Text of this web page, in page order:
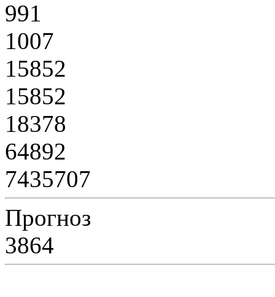
991
1007
15852
15852
18378
64892
7435707
Прогноз
3864